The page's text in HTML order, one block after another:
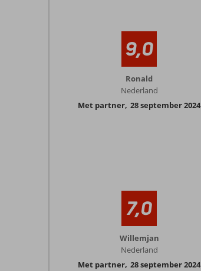
9,0
Ronald
Nederland
Met partner, 28 september 2024
7,0
Willemjan
Nederland
Met partner, 28 september 2024